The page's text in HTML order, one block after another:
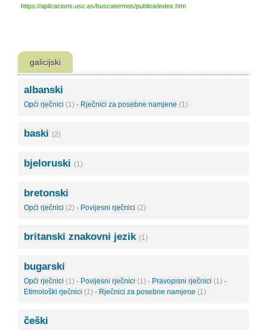
https://aplicacions.usc.es/buscatermos/publica/index.htm
galicijski
albanski
Opći rječnici (1) · Rječnici za posebne namjene (1)
baski (2)
bjeloruski (1)
bretonski
Opći rječnici (2) · Povijesni rječnici (2)
britanski znakovni jezik (1)
bugarski
Opći rječnici (1) · Povijesni rječnici (1) · Pravopisni rječnici (1) ·
Etimološki rječnici (1) · Rječnici za posebne namjene (1)
češki